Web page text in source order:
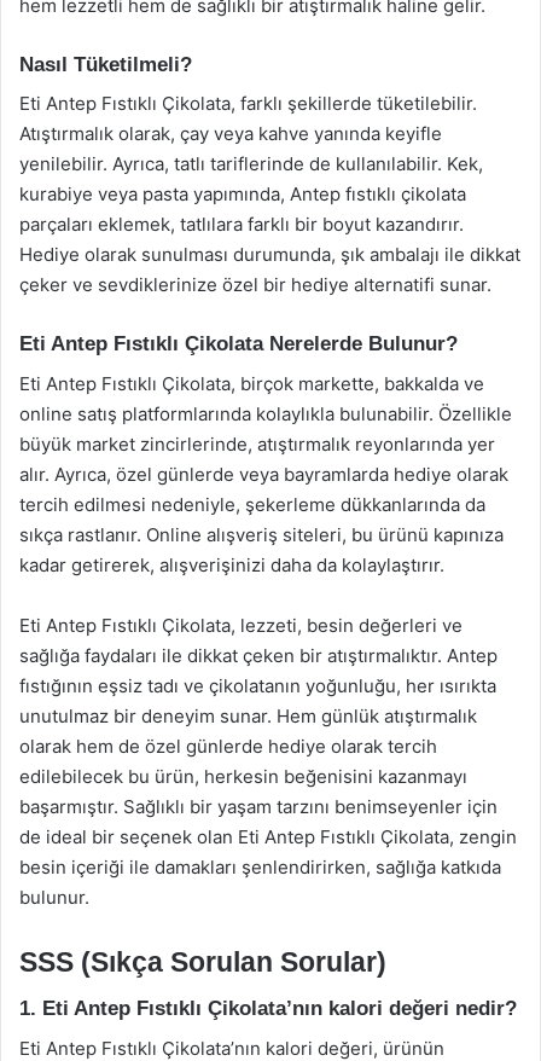
hem lezzetli hem de sağlıklı bir atıştırmalık haline gelir.
Nasıl Tüketilmeli?
Eti Antep Fıstıklı Çikolata, farklı şekillerde tüketilebilir.
Atıştırmalık olarak, çay veya kahve yanında keyifle
yenilebilir. Ayrıca, tatlı tariflerinde de kullanılabilir. Kek,
kurabiye veya pasta yapımında, Antep fıstıklı çikolata
parçaları eklemek, tatlılara farklı bir boyut kazandırır.
Hediye olarak sunulması durumunda, şık ambalajı ile dikkat
çeker ve sevdiklerinize özel bir hediye alternatifi sunar.
Eti Antep Fıstıklı Çikolata Nerelerde Bulunur?
Eti Antep Fıstıklı Çikolata, birçok markette, bakkalda ve
online satış platformlarında kolaylıkla bulunabilir. Özellikle
büyük market zincirlerinde, atıştırmalık reyonlarında yer
alır. Ayrıca, özel günlerde veya bayramlarda hediye olarak
tercih edilmesi nedeniyle, şekerleme dükkanlarında da
sıkça rastlanır. Online alışveriş siteleri, bu ürünü kapınıza
kadar getirerek, alışverişinizi daha da kolaylaştırır.
Eti Antep Fıstıklı Çikolata, lezzeti, besin değerleri ve
sağlığa faydaları ile dikkat çeken bir atıştırmalıktır. Antep
fıstığının eşsiz tadı ve çikolatanın yoğunluğu, her ısırıkta
unutulmaz bir deneyim sunar. Hem günlük atıştırmalık
olarak hem de özel günlerde hediye olarak tercih
edilebilecek bu ürün, herkesin beğenisini kazanmayı
başarmıştır. Sağlıklı bir yaşam tarzını benimseyenler için
de ideal bir seçenek olan Eti Antep Fıstıklı Çikolata, zengin
besin içeriği ile damakları şenlendirirken, sağlığa katkıda
bulunur.
SSS (Sıkça Sorulan Sorular)
1. Eti Antep Fıstıklı Çikolata’nın kalori değeri nedir?
Eti Antep Fıstıklı Çikolata’nın kalori değeri, ürünün